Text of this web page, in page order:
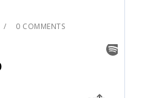
0 COMMENTS